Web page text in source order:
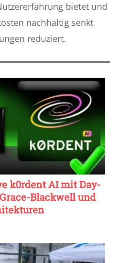
bietet und
nachhaltig senkt
reduziert.
k0rdent AI mit Day-
Blackwell und